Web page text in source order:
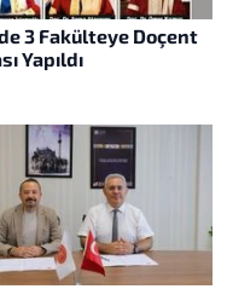
3 Fakülteye Doçent
Yapıldı